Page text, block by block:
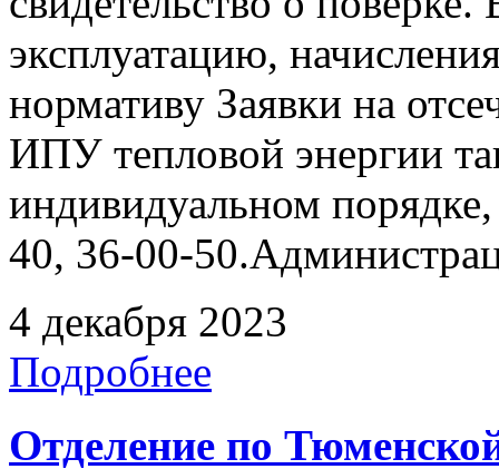
эксплуатацию,
нормативу Заявки на
ИПУ тепловой энергии
индивидуальном
40, 36-00-
4 декабря 2023
Подробнее
Отделение по